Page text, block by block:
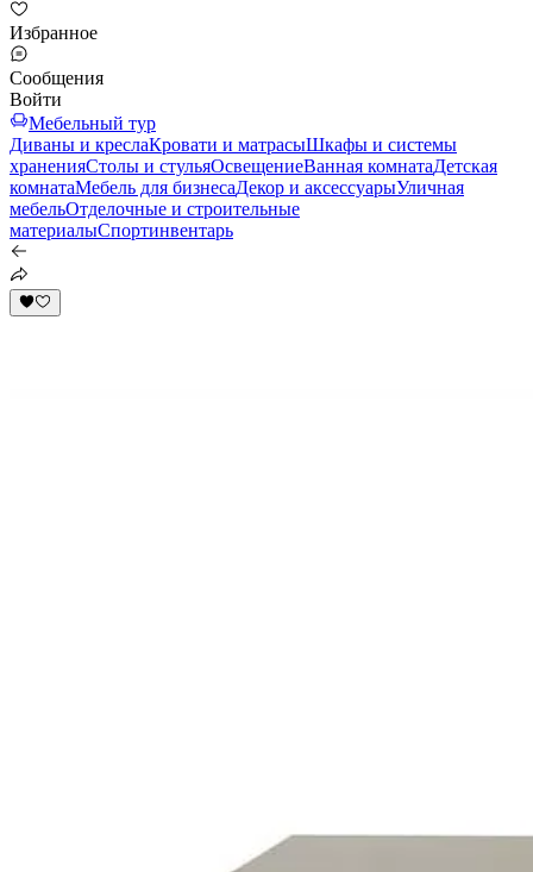
Избранное
Сообщения
Войти
Мебельный тур
Диваны и креслаКровати и матрасыШкафы и системы
храненияСтолы и стульяОсвещениеВанная комнатаДетская
комнатаМебель для бизнесаДекор и аксессуарыУличная
мебельОтделочные и строительные
материалыСпортинвентарь